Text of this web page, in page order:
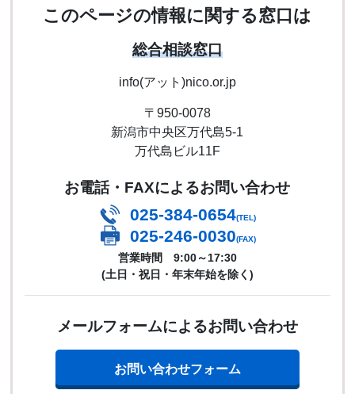
このページの情報に関する窓口は
総合相談窓口
info(アット)nico.or.jp
〒950-0078
新潟市中央区万代島5-1
万代島ビル11F
お電話・FAXによるお問い合わせ
025-384-0654(TEL)
025-246-0030(FAX)
営業時間 9:00～17:30
(土日・祝日・年末年始を除く)
メールフォームによるお問い合わせ
お問い合わせフォーム